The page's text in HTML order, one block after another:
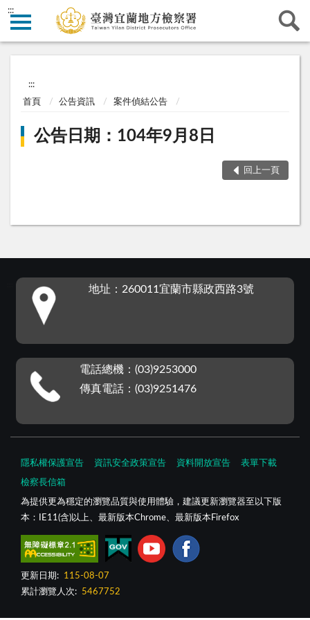
:::
:::
首頁 公告資訊 案件偵結公告
公告日期：104年9月8日
回上一頁
地址：260011宜蘭市縣政西路3號
電話總機：(03)9253000
傳真電話：(03)9251476
隱私權保護宣告 資訊安全政策宣告 資料開放宣告 表單下載
檢察長信箱
為提供更為穩定的瀏覽品質與使用體驗，建議更新瀏覽器至以下版
本：IE11(含)以上、最新版本Chrome、最新版本Firefox
更新日期:
115-08-07
累計瀏覽人次:
5467752